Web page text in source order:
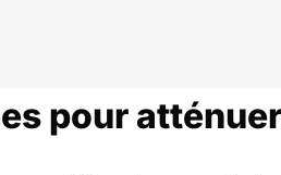
pour